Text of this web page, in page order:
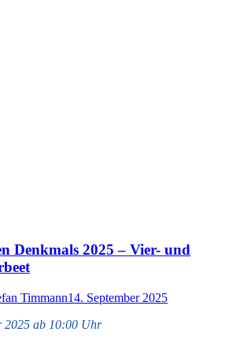
Denkmals 2025 – Vier- und
Timmann14. September 2025
2025 ab 10:00 Uhr